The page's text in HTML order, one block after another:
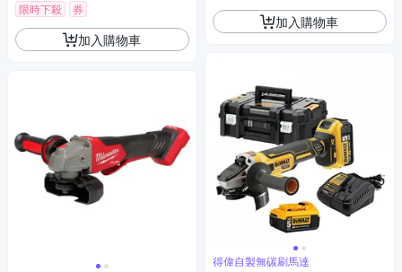
限時下殺
券
加入購物車
加入購物車
得偉自製無碳刷馬達